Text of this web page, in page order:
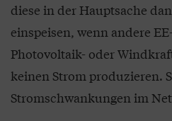
diese in der Hauptsache
einspeisen, wenn andere
Photovoltaik- oder
keinen Strom produzieren.
Stromschwankungen im